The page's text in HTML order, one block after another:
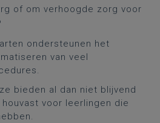
of om verhoogde zorg voor
ondersteunen het
van veel
bieden al dan niet blijvend
voor leerlingen die